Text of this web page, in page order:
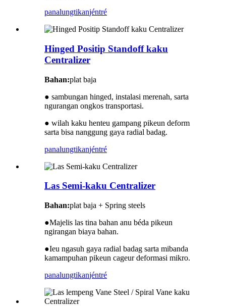
panalungtikanjéntré
Hinged Positip Standoff kaku
Centralizer
Bahan:plat baja
● sambungan hinged, instalasi merenah, sarta
ngurangan ongkos transportasi.
● wilah kaku henteu gampang pikeun deform
sarta bisa nanggung gaya radial badag.
panalungtikanjéntré
Las Semi-kaku Centralizer
Bahan:plat baja + Spring steels
●Majelis las tina bahan anu béda pikeun
ngirangan biaya bahan.
●Ieu ngasuh gaya radial badag sarta mibanda
kamampuhan pikeun cageur deformasi mikro.
panalungtikanjéntré